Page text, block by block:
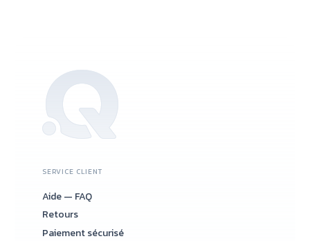
SERVICE CLIENT
Aide — FAQ
Retours
Paiement sécurisé